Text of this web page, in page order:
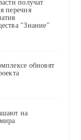
получат
перечня
"Знание"
обновят
на